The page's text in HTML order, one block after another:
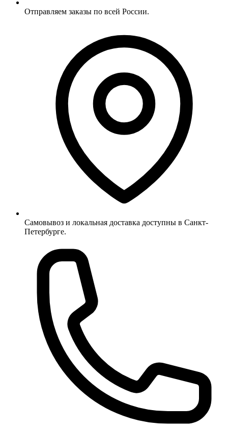
Отправляем заказы по всей России.
Самовывоз и локальная доставка доступны в Санкт-
Петербурге.